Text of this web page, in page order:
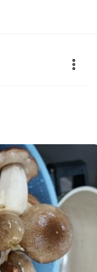
'공통 의견'